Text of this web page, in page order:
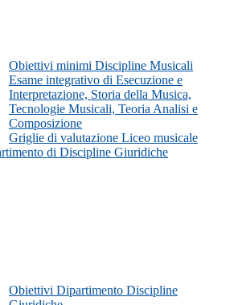
Obiettivi minimi Discipline Musicali
Esame integrativo di Esecuzione e
Interpretazione, Storia della Musica,
Tecnologie Musicali, Teoria Analisi e
Composizione
Griglie di valutazione Liceo musicale
di Discipline Giuridiche
Obiettivi Dipartimento Discipline